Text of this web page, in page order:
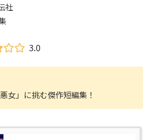
社
3.0
女」に挑む傑作短編集！